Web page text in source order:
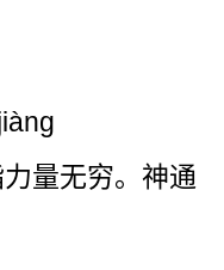
量无穷。神通